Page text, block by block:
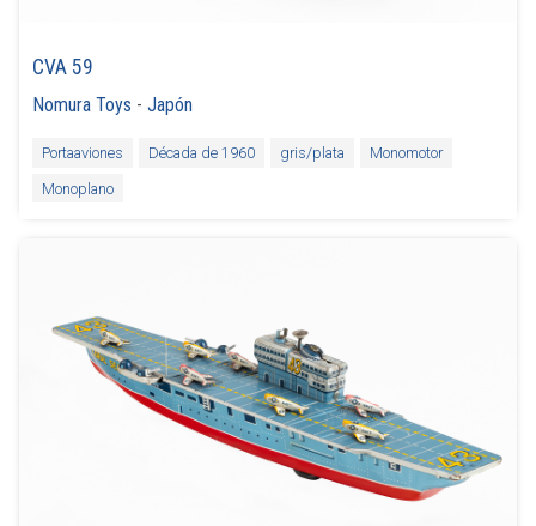
CVA 59
Nomura Toys -Japón
Portaaviones Década de 1960 gris/plata
Monomotor
Monoplano